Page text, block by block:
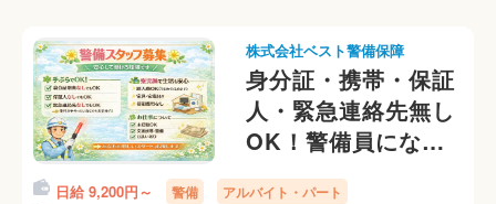
株式会社ベスト警備保障
身分証・携帯・保証
人・緊急連絡先無し
OK！警備員になろ
う！！
日給 9,200円～ 警備 アルバイト・パート